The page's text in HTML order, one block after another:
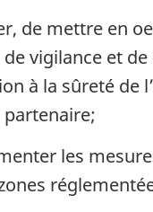
de mettre en
vigilance et
à la sûreté de
les